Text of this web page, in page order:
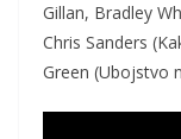
Gillan, Bradley
Chris Sanders
Green (Ubojstvo